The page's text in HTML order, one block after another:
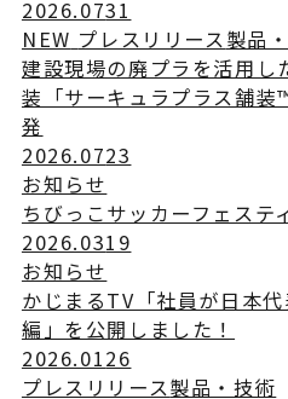
2026.0731
NEW プレスリリース製品
建設現場の廃プラを活用し
装「サーキュラプラス舗装
発
2026.0723
お知らせ
ちびっこサッカーフェステ
2026.0319
お知らせ
かじまるTV「社員が日本
編」を公開しました！
2026.0126
プレスリリース製品・技術